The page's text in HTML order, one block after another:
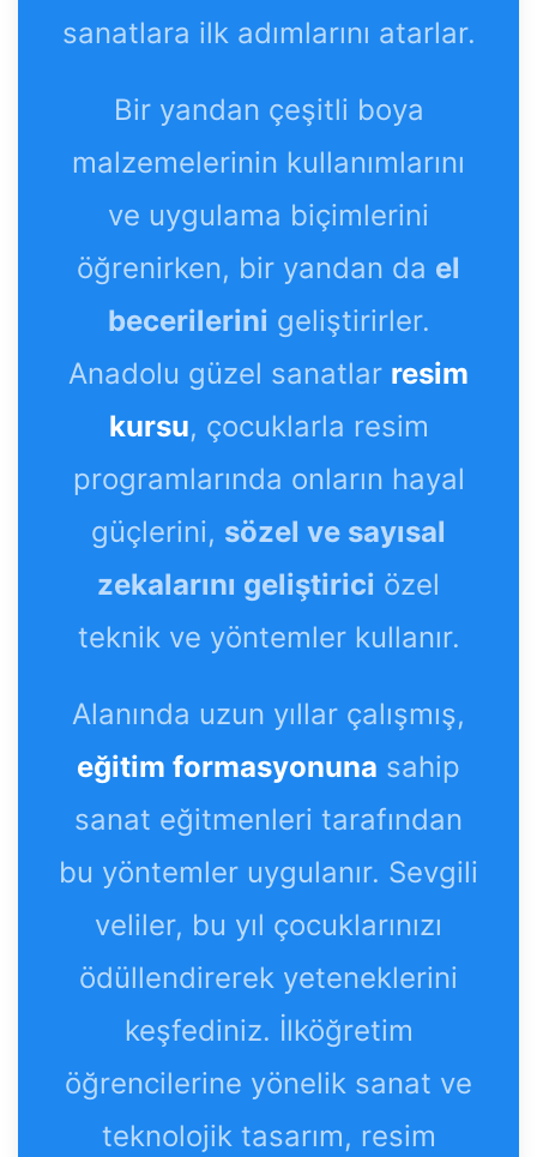
sanatlara ilk adımlarını atarlar.
Bir yandan çeşitli boya
malzemelerinin kullanımlarını
ve uygulama biçimlerini
öğrenirken, bir yandan da el
becerilerini geliştirirler.
Anadolu güzel sanatlar resim
kursu, çocuklarla resim
programlarında onların hayal
güçlerini, sözel ve sayısal
zekalarını geliştirici özel
teknik ve yöntemler kullanır.
Alanında uzun yıllar çalışmış,
eğitim formasyonuna sahip
sanat eğitmenleri tarafından
bu yöntemler uygulanır. Sevgili
veliler, bu yıl çocuklarınızı
ödüllendirerek yeteneklerini
keşfediniz. İlköğretim
öğrencilerine yönelik sanat ve
teknolojik tasarım, resim